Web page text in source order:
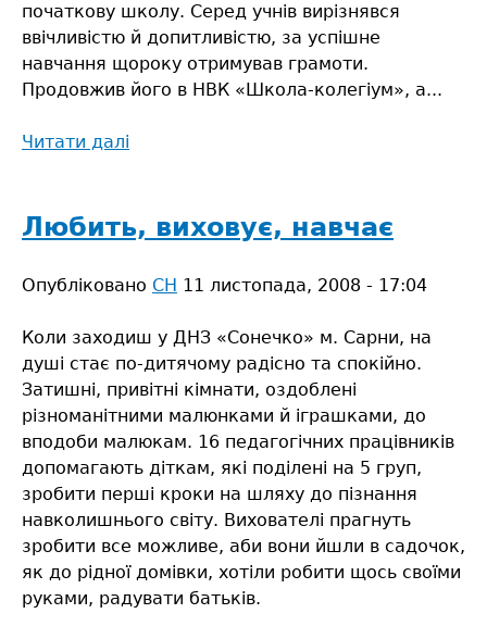
початкову школу. Серед учнів вирізнявся
ввічливістю й допитливістю, за успішне
навчання щороку отримував грамоти.
Продовжив його в НВК «Школа-колегіум», а...
Читати далі
учитель,
покликанням
журналіст
Любить, виховує, навчає
Опубліковано СН 11 листопада, 2008 - 17:04
Коли заходиш у ДНЗ «Сонечко» м. Сарни, на
душі стає по-дитячому радісно та спокійно.
Затишні, привітні кімнати, оздоблені
різноманітними малюнками й іграшками, до
вподоби малюкам. 16 педагогічних працівників
допомагають діткам, які поділені на 5 груп,
зробити перші кроки на шляху до пізнання
навколишнього світу. Вихователі прагнуть
зробити все можливе, аби вони йшли в садочок,
як до рідної домівки, хотіли робити щось своїми
руками, радувати батьків.